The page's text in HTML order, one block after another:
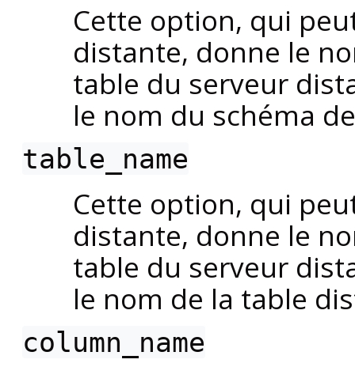
Cette option, qui
distante, donne le
table du serveur
le nom du schéma
table_name
Cette option, qui
distante, donne le
table du serveur
le nom de la table
column_name